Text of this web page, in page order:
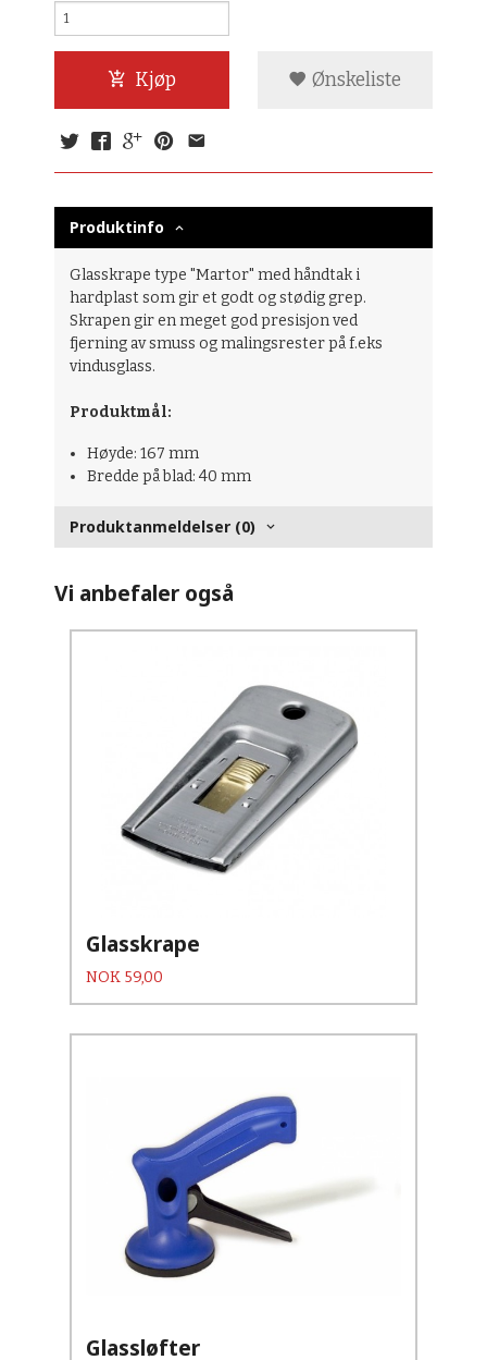
Kjøp Ønskeliste
Produktinfo
Glasskrape type "Martor" med håndtak i
hardplast som gir et godt og stødig grep.
Skrapen gir en meget god presisjon ved
fjerning av smuss og malingsrester på f.eks
vindusglass.
Produktmål:
Høyde: 167 mm
Bredde på blad: 40 mm
Produktanmeldelser (0)
Vi anbefaler også
Glasskrape
Pris
NOK 59,00
Glassløfter